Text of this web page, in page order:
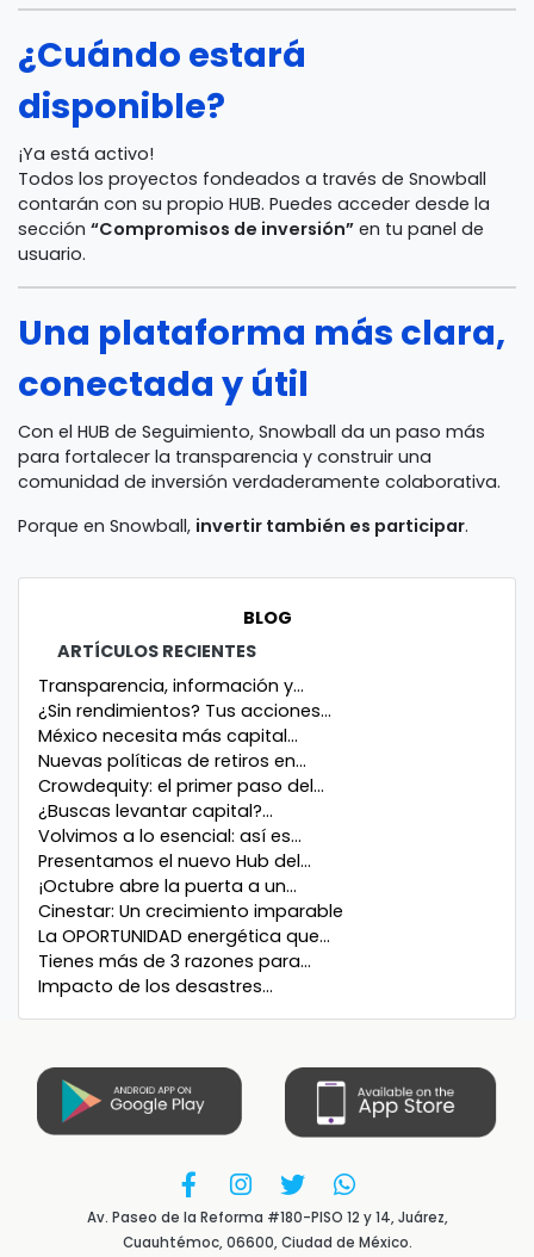
¿Cuándo estará
disponible?
¡Ya está activo!
Todos los proyectos fondeados a través de Snowball
contarán con su propio HUB. Puedes acceder desde la
sección “Compromisos de inversión” en tu panel de
usuario.
Una plataforma más clara,
conectada y útil
Con el HUB de Seguimiento, Snowball da un paso más
para fortalecer la transparencia y construir una
comunidad de inversión verdaderamente colaborativa.
Porque en Snowball, invertir también es participar.
BLOG
ARTÍCULOS RECIENTES
Transparencia, información y...
¿Sin rendimientos? Tus acciones...
México necesita más capital...
Nuevas políticas de retiros en...
Crowdequity: el primer paso del...
¿Buscas levantar capital?...
Volvimos a lo esencial: así es...
Presentamos el nuevo Hub del...
¡Octubre abre la puerta a un...
Cinestar: Un crecimiento imparable
La OPORTUNIDAD energética que...
Tienes más de 3 razones para...
Impacto de los desastres...
Av. Paseo de la Reforma #180-PISO 12 y 14, Juárez,
Cuauhtémoc, 06600, Ciudad de México.